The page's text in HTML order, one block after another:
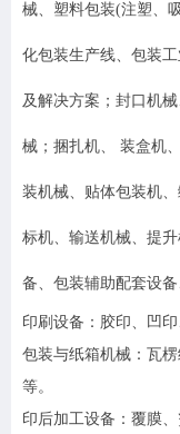
械、塑料包装(注塑、
化包装生产线、包装
及解决方案；封口机
械；捆扎机、 装盒机
装机械、贴体包装机
标机、输送机械、提
备、包装辅助配套设
印刷设备：胶印、凹
包装与纸箱机械：瓦
等。
印后加工设备：覆膜